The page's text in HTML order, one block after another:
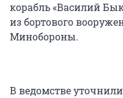
корабль «Василий
из бортового
Минобороны.
В ведомстве